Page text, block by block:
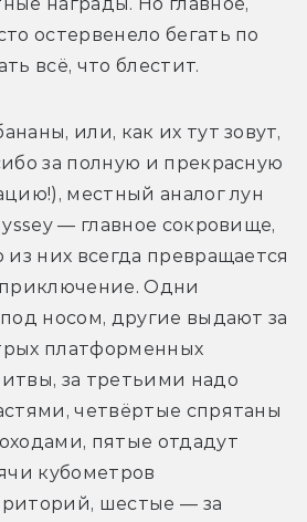
остервенело бегать по
всё, что блестит.
или, как их тут зовут,
за полную и прекрасную
местный аналог лун
— главное сокровище,
них всегда превращается
приключение. Одни
носом, другие выдают за
платформенных
за третьими надо
четвёртые спрятаны
пятые отдадут
кубометров
шестые — за